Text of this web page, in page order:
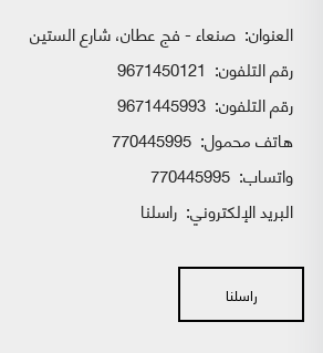
العنوان: صنعاء - فج عطان، شارع الستين
رقم التلفون: 9671450121
رقم التلفون: 9671445993
هاتف محمول: 770445995
واتساب:
البريد الإلكتروني: راسلنا
راسلنا